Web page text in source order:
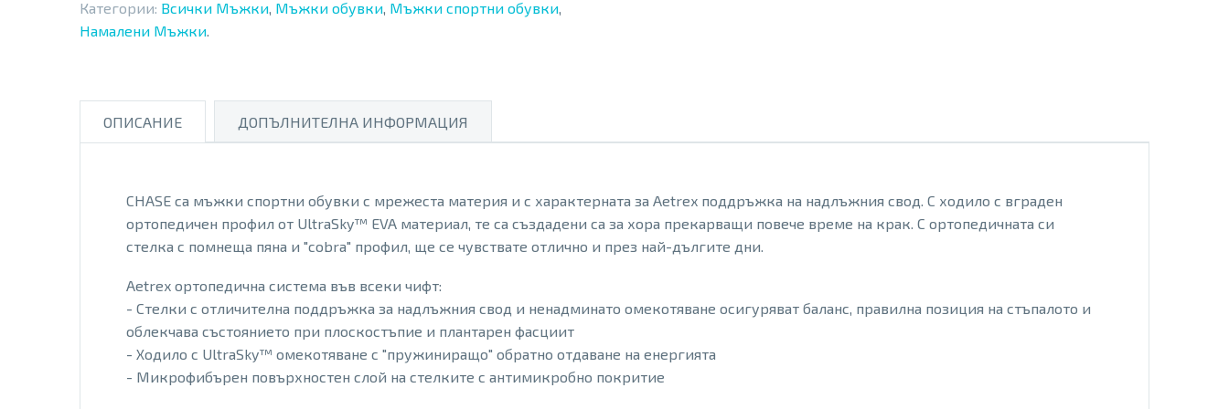
Категории: Всички Мъжки, Мъжки обувки, Мъжки спортни обувки,
Намалени Мъжки.
ОПИСАНИЕ ДОПЪЛНИТЕЛНА ИНФОРМАЦИЯ
CHASE са мъжки спортни обувки с мрежеста материя и с характерната за Aetrex поддръжка на надлъжния свод. С ходило с вграден
ортопедичен профил от UltraSky™ EVA материал, те са създадени са за хора прекарващи повече време на крак. С ортопедичната си
стелка с помнеща пяна и "cobra" профил, ще се чувствате отлично и през най-дългите дни.
Aetrex ортопедична система във всеки чифт:
- Стелки с отличителна поддръжка за надлъжния свод и ненадминато омекотяване осигуряват баланс, правилна позиция на стъпалото и
облекчава състоянието при плоскостъпие и плантарен фасциит
- Ходило с UltraSky™ омекотяване с "пружиниращо" обратно отдаване на енергията
- Микрофибърен повърхностен слой на стелките с антимикробно покритие